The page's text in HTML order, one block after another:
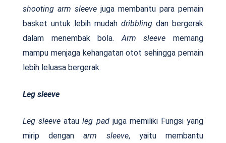
shooting arm sleeve juga membantu para pemain
basket untuk lebih mudah dribbling dan bergerak
dalam menembak bola.Arm sleeve memang
mampu menjaga kehangatan otot sehingga pemain
lebih leluasa bergerak.
Leg sleeve
Leg sleeve atauleg padjuga memiliki Fungsi yang
mirip denganarm sleeve, yaitu membantu